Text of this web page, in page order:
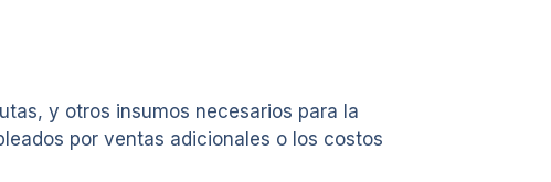
y otros insumos necesarios para la
por ventas adicionales o los costos